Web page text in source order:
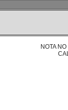
NOTA